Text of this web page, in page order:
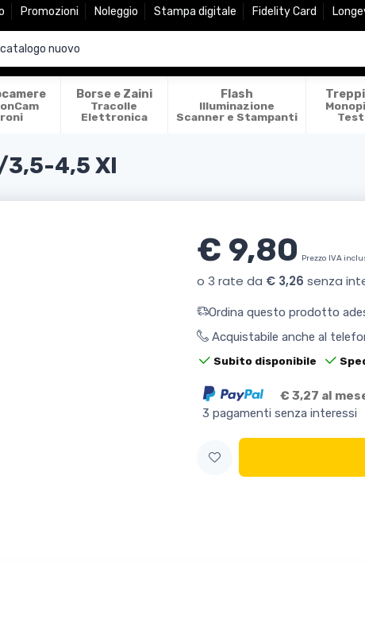
Promozioni Noleggio Stampa digitale Fidelity Card
Borse e Zaini
Tracolle
Elettronica
Flash
Illuminazione
Scanner e Stampanti
3,5-4,5 XI
€ 9,80 Prezzo IVA
Ordina questo prodotto
Acquistabile anche al
Subito disponibile
€ 3,27 al
3 pagamenti senza interessi